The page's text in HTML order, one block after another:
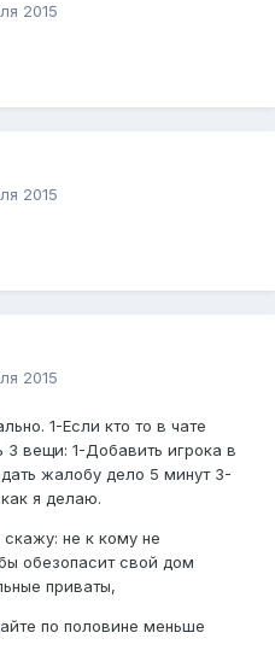
2015
2015
2015
1-Если кто то в чате
вещи: 1-Добавить игрока в
жалобу дело 5 минут 3-
я делаю.
скажу: не к кому не
обезопасит свой дом
приваты,
по половине меньше